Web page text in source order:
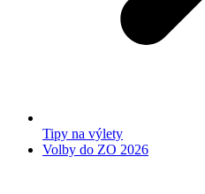
Tipy na výlety
Volby do ZO 2026